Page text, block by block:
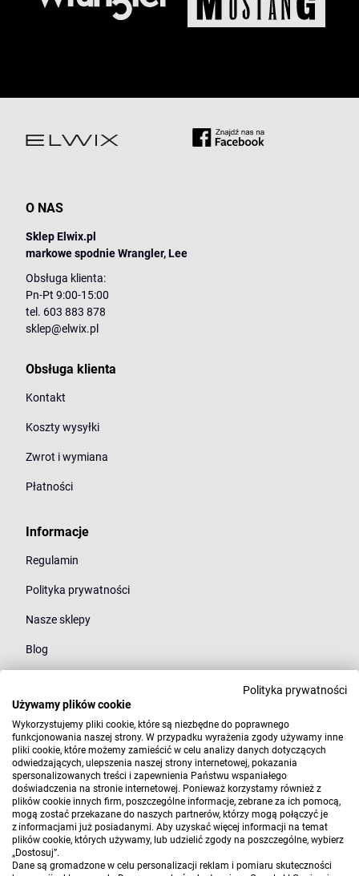
O NAS
Sklep Elwix.pl
markowe spodnie Wrangler, Lee
Obsługa klienta:
Pn-Pt 9:00-15:00
tel. 603 883 878
sklep@elwix.pl
Obsługa klienta
Kontakt
Koszty wysyłki
Zwrot i wymiana
Płatności
Informacje
Regulamin
Polityka prywatności
Nasze sklepy
Blog
Młodzież
Styl
Marki
Polityka prywatności
Używamy plików cookie
Wykorzystujemy pliki cookie, które są niezbędne do poprawnego
funkcjonowania naszej strony. W przypadku wyrażenia zgody używamy inne
pliki cookie, które możemy zamieścić w celu analizy danych dotyczących
odwiedzających, ulepszenia naszej strony internetowej, pokazania
spersonalizowanych treści i zapewnienia Państwu wspaniałego
doświadczenia na stronie internetowej. Ponieważ korzystamy również z
plików cookie innych firm, poszczególne informacje, zebrane za ich pomocą,
mogą zostać przekazane do naszych partnerów, którzy mogą połączyć je
z informacjami już posiadanymi. Aby uzyskać więcej informacji na temat
plików cookie, których używamy, lub udzielić zgody na poszczególne, wybierz
„Dostosuj”.
Dane są gromadzone w celu personalizacji reklam i pomiaru skuteczności